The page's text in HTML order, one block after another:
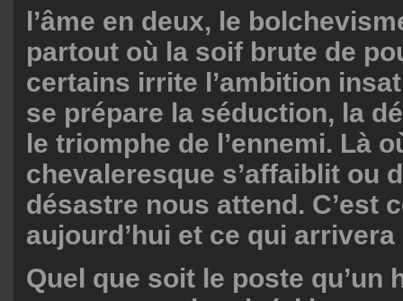
l’âme en deux, le
partout où la soif brute de
certains irrite l’ambition
se prépare la séduction, la
le triomphe de l’ennemi. Là
chevaleresque s’affaiblit ou
désastre nous attend. C’est
aujourd’hui et ce qui
Quel que soit le poste qu’un